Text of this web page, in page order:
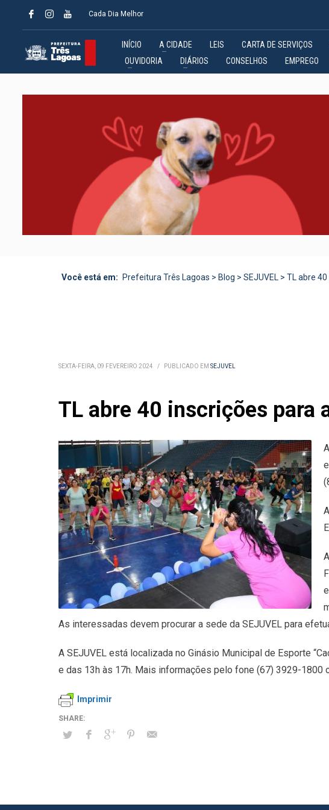
Cada Dia Melhor
INÍCIO A CIDADE LEIS CARTA DE SERVIÇOS
OUVIDORIA
DIÁRIOS CONSELHOS EMPREGO
Você está em: Prefeitura Três Lagoas > Blog > SEJUVEL > TL abre
SEXTA-FEIRA, 09 FEVEREIRO 2024 / PUBLICADO EM SEJUVEL
TL abre 40 inscrições para
As interessadas devem procurar a sede da SEJUVEL para
A SEJUVEL está localizada no Ginásio Municipal de Esporte
e das 13h às 17h. Mais informações pelo fone (67) 3929-1800
Imprimir